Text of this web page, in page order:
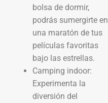
bolsa de dormir,
podrás sumergirte en
una maratón de tus
películas favoritas
bajo las estrellas.
Camping indoor:
Experimenta la
diversión del